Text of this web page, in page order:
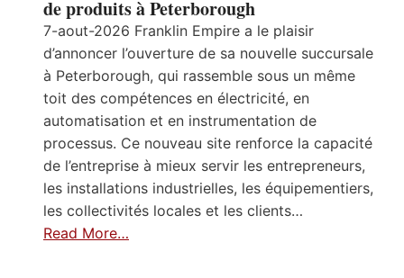
de produits à Peterborough
7-aout-2026 Franklin Empire a le plaisir
d’annoncer l’ouverture de sa nouvelle succursale
à Peterborough, qui rassemble sous un même
toit des compétences en électricité, en
automatisation et en instrumentation de
processus. Ce nouveau site renforce la capacité
de l’entreprise à mieux servir les entrepreneurs,
les installations industrielles, les équipementiers,
les collectivités locales et les clients…
Read More…